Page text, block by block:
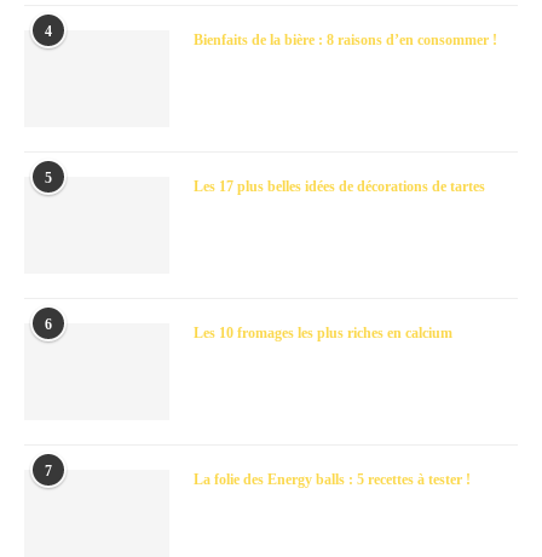
4 Bienfaits de la bière : 8 raisons d’en consommer !
5 Les 17 plus belles idées de décorations de tartes
6 Les 10 fromages les plus riches en calcium
7 La folie des Energy balls : 5 recettes à tester !